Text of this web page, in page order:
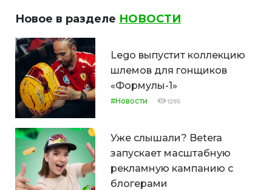
Новое в разделе НОВОСТИ
Lego выпустит коллекцию
шлемов для гонщиков
«Формулы-1»
#Новости 1295
Уже слышали? Betera
запускает масштабную
рекламную кампанию с
блогерами